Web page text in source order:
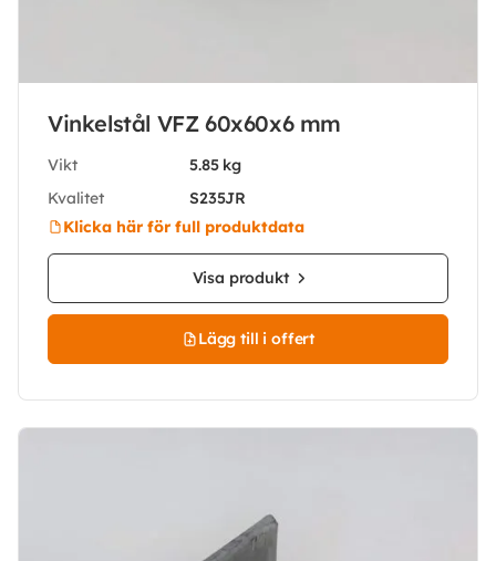
Vinkelstål VFZ 60x60x6 mm
Vikt
5.85 kg
Kvalitet
S235JR
Klicka här för full produktdata
Visa produkt
Lägg till i offert